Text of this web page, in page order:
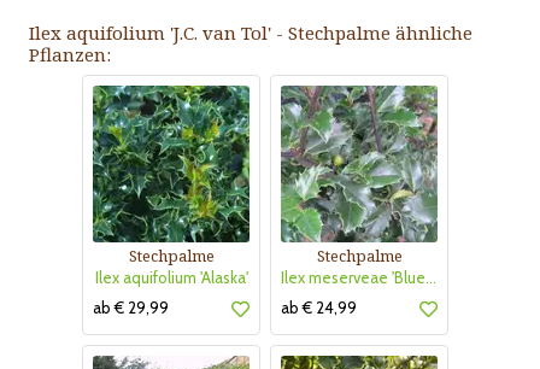
Ilex aquifolium 'J.C. van Tol' - Stechpalme ähnliche
Pflanzen:
Stechpalme
Ilex aquifolium 'Alaska'
ab € 29,99
Stechpalme
Ilex meserveae 'Blue Princess'
ab € 24,99